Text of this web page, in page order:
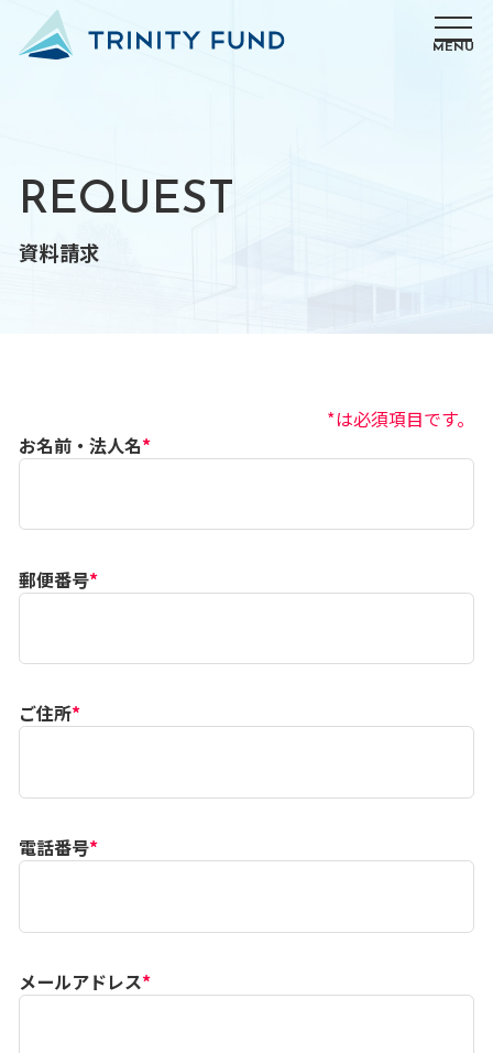
MENU
REQUEST
資料請求
*は必須項目です。
お名前・法人名*
郵便番号*
ご住所*
電話番号*
メールアドレス*